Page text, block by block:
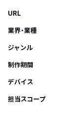
URL
業界・業種
ジャンル
制作期間
デバイス
担当スコープ